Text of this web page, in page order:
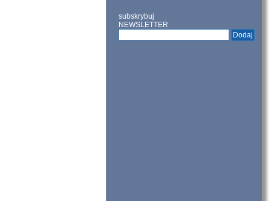
subskrybuj
NEWSLETTER